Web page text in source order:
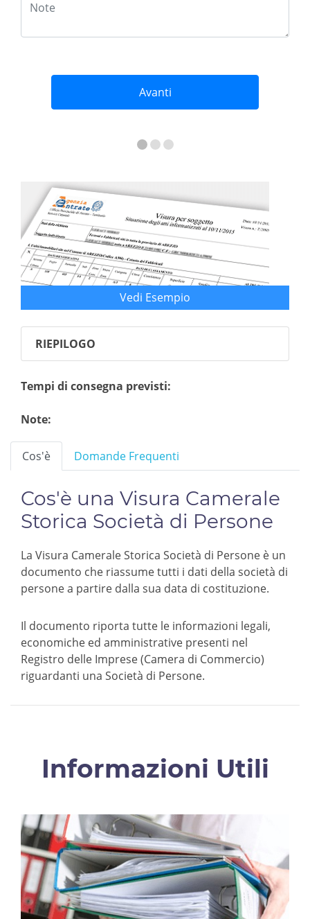
Avanti
Vedi Esempio
RIEPILOGO
Tempi di consegna previsti:
Note:
Cos'è Domande Frequenti
Cos'è una Visura Camerale
Storica Società di Persone
La Visura Camerale Storica Società di Persone è un
documento che riassume tutti i dati della società di
persone a partire dalla sua data di costituzione.
Il documento riporta tutte le informazioni legali,
economiche ed amministrative presenti nel
Registro delle Imprese (Camera di Commercio)
riguardanti una Società di Persone.
Informazioni Utili